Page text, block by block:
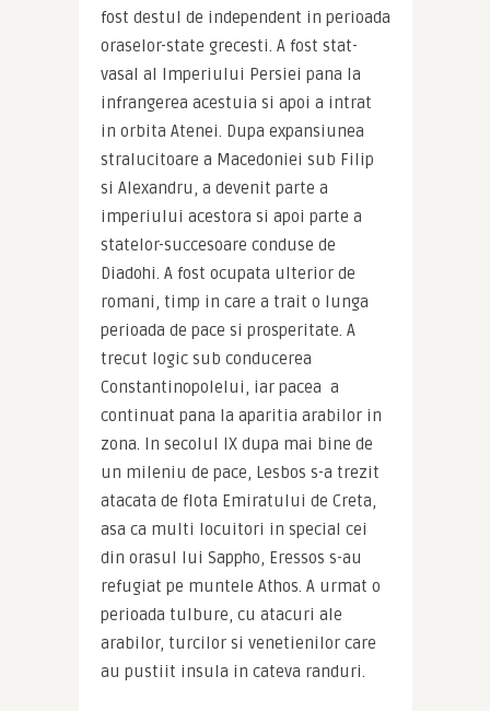
fost destul de independent in perioada
oraselor-state grecesti. A fost stat-
vasal al Imperiului Persiei pana la
infrangerea acestuia si apoi a intrat
in orbita Atenei. Dupa expansiunea
stralucitoare a Macedoniei sub Filip
si Alexandru, a devenit parte a
imperiului acestora si apoi parte a
statelor-succesoare conduse de
Diadohi. A fost ocupata ulterior de
romani, timp in care a trait o lunga
perioada de pace si prosperitate. A
trecut logic sub conducerea
Constantinopolelui, iar pacea  a
continuat pana la aparitia arabilor in
zona. In secolul IX dupa mai bine de
un mileniu de pace, Lesbos s-a trezit
atacata de flota Emiratului de Creta,
asa ca multi locuitori in special cei
din orasul lui Sappho, Eressos s-au
refugiat pe muntele Athos. A urmat o
perioada tulbure, cu atacuri ale
arabilor, turcilor si venetienilor care
au pustiit insula in cateva randuri.